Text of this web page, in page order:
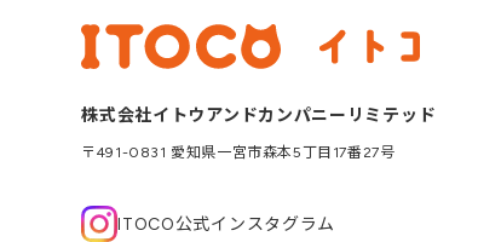
株式会社イトウアンドカンパニーリミテッド
〒491-0831 愛知県一宮市森本5丁目17番27号
ITOCO公式インスタグラム